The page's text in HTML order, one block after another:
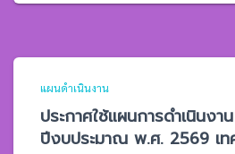
แผนดำเนินงาน
ประกาศใช้แผนการดำเนินงา
ปีงบประมาณ พ.ศ. 2569 เท